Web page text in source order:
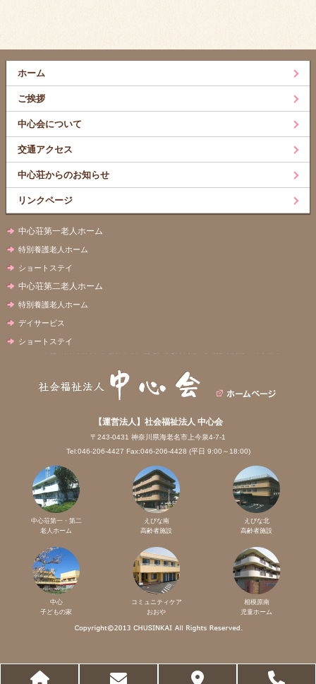
ホーム
ご挨拶
中心会について
交通アクセス
中心荘からのお知らせ
リンクページ
中心荘第一老人ホーム
特別養護老人ホーム
ショートステイ
中心荘第二老人ホーム
特別養護老人ホーム
デイサービス
ショートステイ
【運営法人】社会福祉法人 中心会
〒243-0431 神奈川県海老名市上今泉4-7-1
Tel:046-206-4427 Fax:046-206-4428 (平日 9:00～18:00)
中心荘第一・第二
老人ホーム
えびな南
高齢者施設
えびな北
高齢者施設
中心
子どもの家
コミュニティケア
おおや
相模原南
児童ホーム